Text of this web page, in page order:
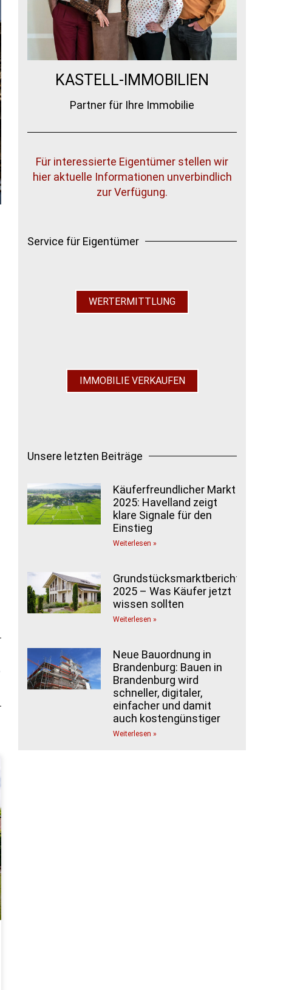
KASTELL-IMMOBILIEN
Partner für Ihre Immobilie
Für interessierte Eigentümer stellen wir
hier aktuelle Informationen unverbindlich
zur Verfügung.
Service für Eigentümer
WERTERMITTLUNG
IMMOBILIE VERKAUFEN
Unsere letzten Beiträge
Käuferfreundlicher Markt
2025: Havelland zeigt
klare Signale für den
Einstieg
Weiterlesen »
Grundstücksmarktbericht
2025 – Was Käufer jetzt
wissen sollten
Weiterlesen »
Neue Bauordnung in
Brandenburg: Bauen in
Brandenburg wird
schneller, digitaler,
einfacher und damit
auch kostengünstiger
Weiterlesen »